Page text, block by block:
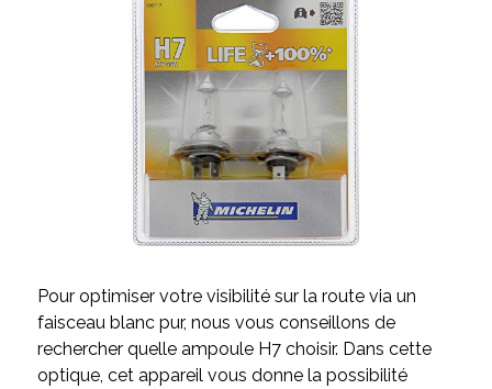
Pour optimiser votre visibilité sur la route via un
faisceau blanc pur, nous vous conseillons de
rechercher quelle ampoule H7 choisir. Dans cette
optique, cet appareil vous donne la possibilité